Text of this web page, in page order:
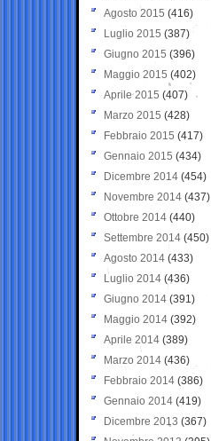
Agosto 2015 (416)
Luglio 2015 (387)
Giugno 2015 (396)
Maggio 2015 (402)
Aprile 2015 (407)
Marzo 2015 (428)
Febbraio 2015 (417)
Gennaio 2015 (434)
Dicembre 2014 (454)
Novembre 2014 (437)
Ottobre 2014 (440)
Settembre 2014 (450)
Agosto 2014 (433)
Luglio 2014 (436)
Giugno 2014 (391)
Maggio 2014 (392)
Aprile 2014 (389)
Marzo 2014 (436)
Febbraio 2014 (386)
Gennaio 2014 (419)
Dicembre 2013 (367)